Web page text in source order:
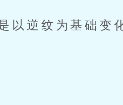
逆纹为基础变